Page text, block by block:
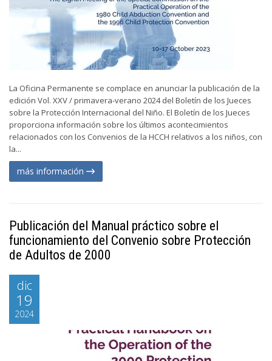
La Oficina Permanente se complace en anunciar la publicación de la
edición Vol. XXV / primavera-verano 2024 del Boletín de los Jueces
sobre la Protección Internacional del Niño. El Boletín de los Jueces
proporciona información sobre los últimos acontecimientos
relacionados con los Convenios de la HCCH relativos a los niños, con
la...
más información
Publicación del Manual práctico sobre el
funcionamiento del Convenio sobre Protección
de Adultos de 2000
dic
19
2024